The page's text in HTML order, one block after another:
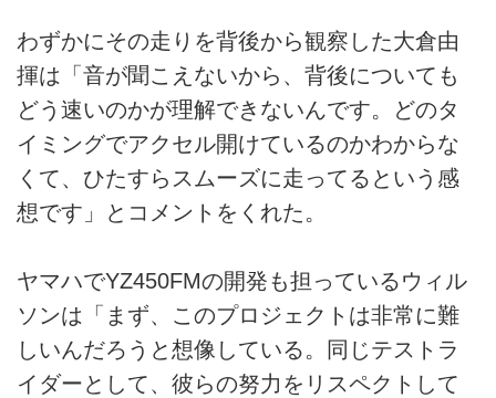
わずかにその走りを背後から観察した大倉由
揮は「音が聞こえないから、背後についても
どう速いのかが理解できないんです。どのタ
イミングでアクセル開けているのかわからな
くて、ひたすらスムーズに走ってるという感
想です」とコメントをくれた。
ヤマハでYZ450FMの開発も担っているウィル
ソンは「まず、このプロジェクトは非常に難
しいんだろうと想像している。同じテストラ
イダーとして、彼らの努力をリスペクトして